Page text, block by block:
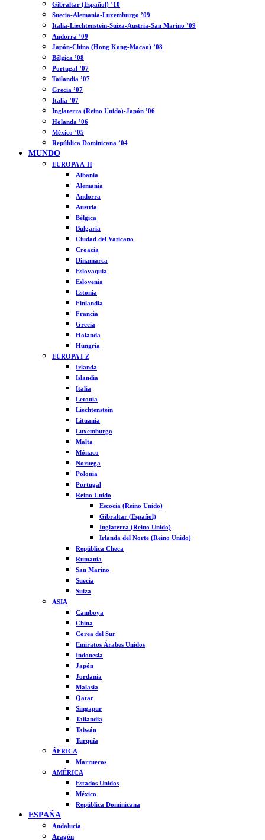
Gibraltar (Español) ’10
Suecia-Alemania-Luxemburgo ’09
Italia-Liechtenstein-Suiza-Austria-San Marino ’09
Andorra ’09
Japón-China (Hong Kong-Macao) ’08
Bélgica ’08
Portugal ’07
Tailandia ’07
Grecia ’07
Italia ’07
Inglaterra (Reino Unido)-Japón ’06
Holanda ’06
México ’05
República Dominicana ’04
MUNDO
EUROPA A-H
Albania
Alemania
Andorra
Austria
Bélgica
Bulgaria
Ciudad del Vaticano
Croacia
Dinamarca
Eslovaquia
Eslovenia
Estonia
Finlandia
Francia
Grecia
Holanda
Hungría
EUROPA I-Z
Irlanda
Islandia
Italia
Letonia
Liechtenstein
Lituania
Luxemburgo
Malta
Mónaco
Noruega
Polonia
Portugal
Reino Unido
Escocia (Reino Unido)
Gibraltar (Español)
Inglaterra (Reino Unido)
Irlanda del Norte (Reino Unido)
República Checa
Rumanía
San Marino
Suecia
Suiza
ASIA
Camboya
China
Corea del Sur
Emiratos Árabes Unidos
Indonesia
Japón
Jordania
Malasia
Qatar
Singapur
Tailandia
Taiwán
Turquía
ÁFRICA
Marruecos
AMÉRICA
Estados Unidos
México
República Dominicana
ESPAÑA
Andalucía
Aragón